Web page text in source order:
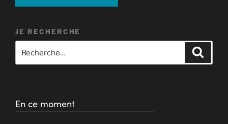
JE RECHERCHE
En ce moment